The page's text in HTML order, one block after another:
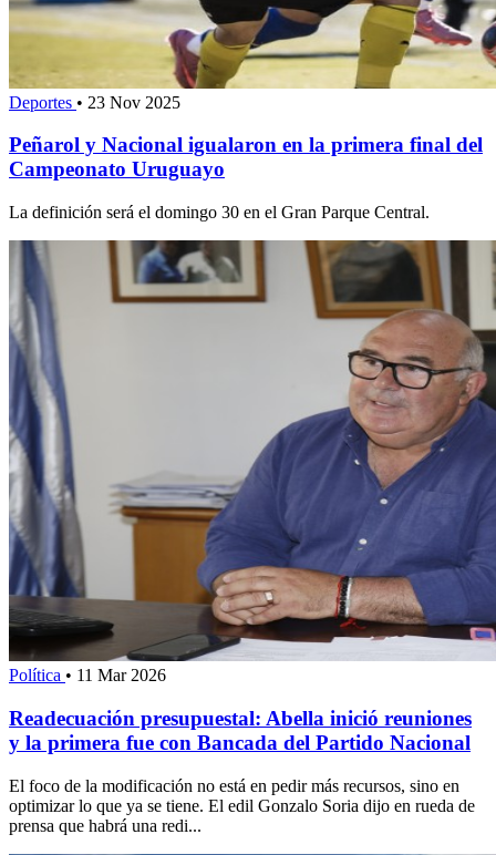
Deportes • 23 Nov 2025
Peñarol y Nacional igualaron en la primera final del
Campeonato Uruguayo
La definición será el domingo 30 en el Gran Parque Central.
Política • 11 Mar 2026
Readecuación presupuestal: Abella inició reuniones
y la primera fue con Bancada del Partido Nacional
El foco de la modificación no está en pedir más recursos, sino en
optimizar lo que ya se tiene. El edil Gonzalo Soria dijo en rueda de
prensa que habrá una redi...